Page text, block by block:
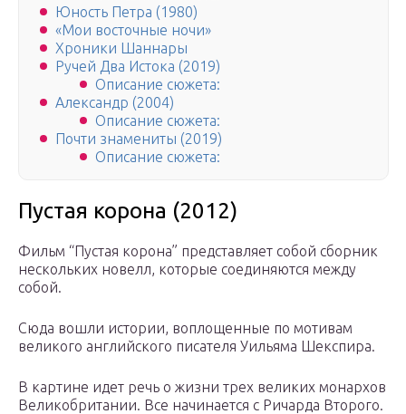
Юность Петра (1980)
«Мои восточные ночи»
Хроники Шаннары
Ручей Два Истока (2019)
Описание сюжета:
Александр (2004)
Описание сюжета:
Почти знамениты (2019)
Описание сюжета:
Пустая корона (2012)
Фильм “Пустая корона” представляет собой сборник
нескольких новелл, которые соединяются между
собой.
Сюда вошли истории, воплощенные по мотивам
великого английского писателя Уильяма Шекспира.
В картине идет речь о жизни трех великих монархов
Великобритании. Все начинается с Ричарда Второго.